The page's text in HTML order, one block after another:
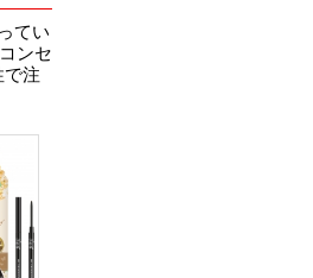
てい
ンセ
で注